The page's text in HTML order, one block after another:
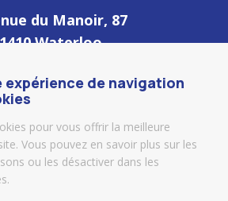
du Manoir, 87
1410 Waterloo
0477 50 91 82
asbl.be
de navigation
pour vous offrir la meilleure
Vous pouvez en savoir plus sur les
ou les désactiver dans les